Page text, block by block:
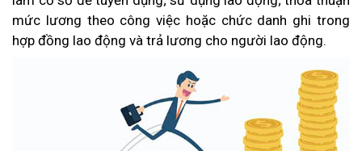
mức lương theo công việc hoặc chức danh ghi trong
hợp đồng lao động và trả lương cho người lao động.